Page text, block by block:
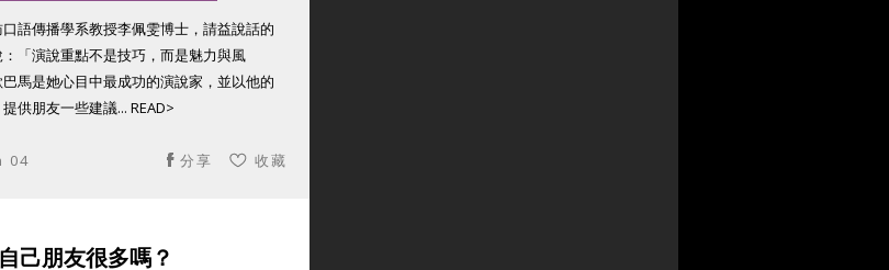
語傳播學系教授李佩雯博士，請益說話的
「演說重點不是技巧，而是魅力與風
馬是她心目中最成功的演說家，並以他的
供朋友一些建議... READ>
04 收藏
分享
己朋友很多嗎？